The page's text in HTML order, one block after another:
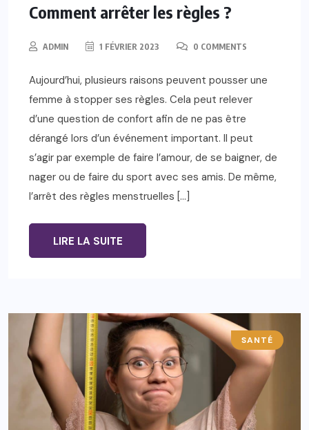
Comment arrêter les règles ?
ADMIN 1 FÉVRIER 2023 0 COMMENTS
Aujourd’hui, plusieurs raisons peuvent pousser une
femme à stopper ses règles. Cela peut relever
d’une question de confort afin de ne pas être
dérangé lors d’un événement important. Il peut
s’agir par exemple de faire l’amour, de se baigner, de
nager ou de faire du sport avec ses amis. De même,
l’arrêt des règles menstruelles […]
LIRE LA SUITE
SANTÉ